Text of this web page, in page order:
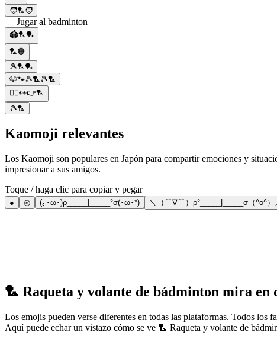
🧑🏸🧑
— Jugar al badminton
🏟️🏸🏓
🏸🟠
🎾🏸🏓
🐶🐾🎾🏸🎾🏸
🧑‍⚖️👀👉🏸
🎾🏸
Kaomoji relevantes
Los Kaomoji son populares en Japón para compartir emociones y
impresionar a sus amigos.
Toque / haga clic para copiar y pegar
● ◎ (｡･ω･)ρ_____|_____°σ(･ω･*) ＼（⌒∇⌒）ρ°_____|_____σ（^o^）
🏸 Raqueta y volante de bádminton mira en
Los emojis pueden verse diferentes en todas las plataformas. Todos
Aquí puede echar un vistazo cómo se ve 🏸 Raqueta y volante de